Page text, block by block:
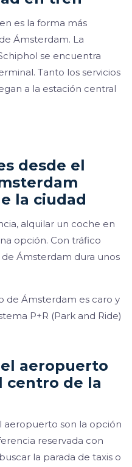
es la forma más
Ámsterdam. La
se encuentra
Tanto los servicios
a la estación central
desde el
la ciudad
alquilar un coche en
opción. Con tráfico
Ámsterdam dura unos
de Ámsterdam es caro y
P+R (Park and Ride)
aeropuerto
centro de la
aeropuerto son la opción
reservada con
la parada de taxis o